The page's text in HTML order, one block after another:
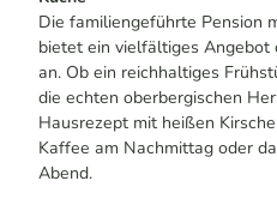
Die familiengeführte Pension
bietet ein vielfältiges Angebot
an. Ob ein reichhaltiges
die echten oberbergischen
Hausrezept mit heißen
Kaffee am Nachmittag oder
Abend.